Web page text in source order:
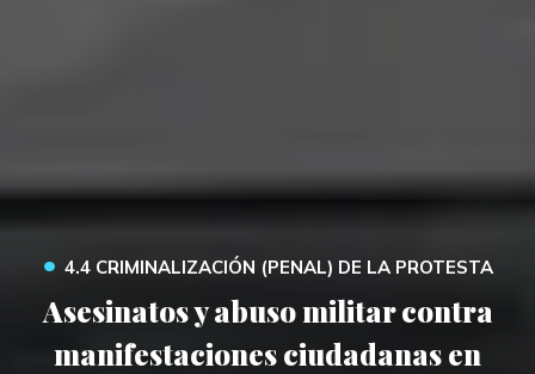
• 4.4 CRIMINALIZACIÓN (PENAL) DE LA PROTESTA
Asesinatos y abuso militar contra
manifestaciones ciudadanas en